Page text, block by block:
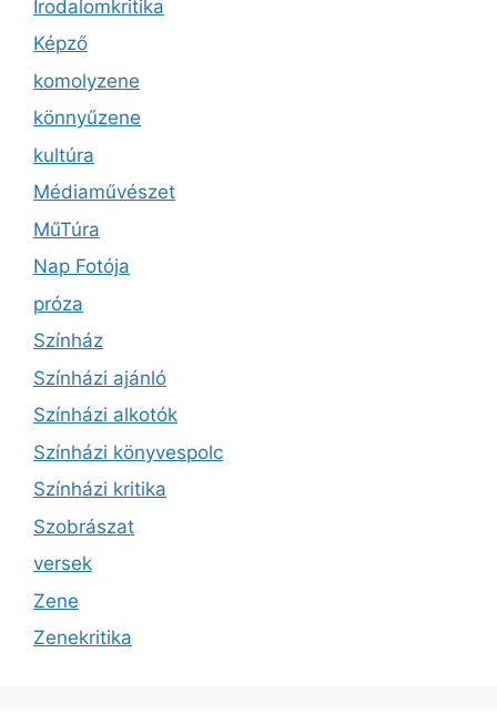
Irodalomkritika
Képző
komolyzene
könnyűzene
kultúra
Médiaművészet
MűTúra
Nap Fotója
próza
Színház
Színházi ajánló
Színházi alkotók
Színházi könyvespolc
Színházi kritika
Szobrászat
versek
Zene
Zenekritika